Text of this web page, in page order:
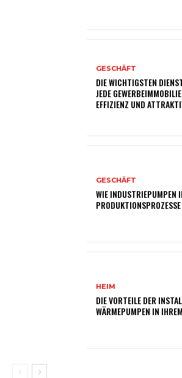
GESCHÄFT
DIE WICHTIGSTEN
JEDE
EFFIZIENZ UND
GESCHÄFT
WIE INDUSTRIEPUMPEN
HEIM
DIE VORTEILE DER
WÄRMEPUMPEN IN